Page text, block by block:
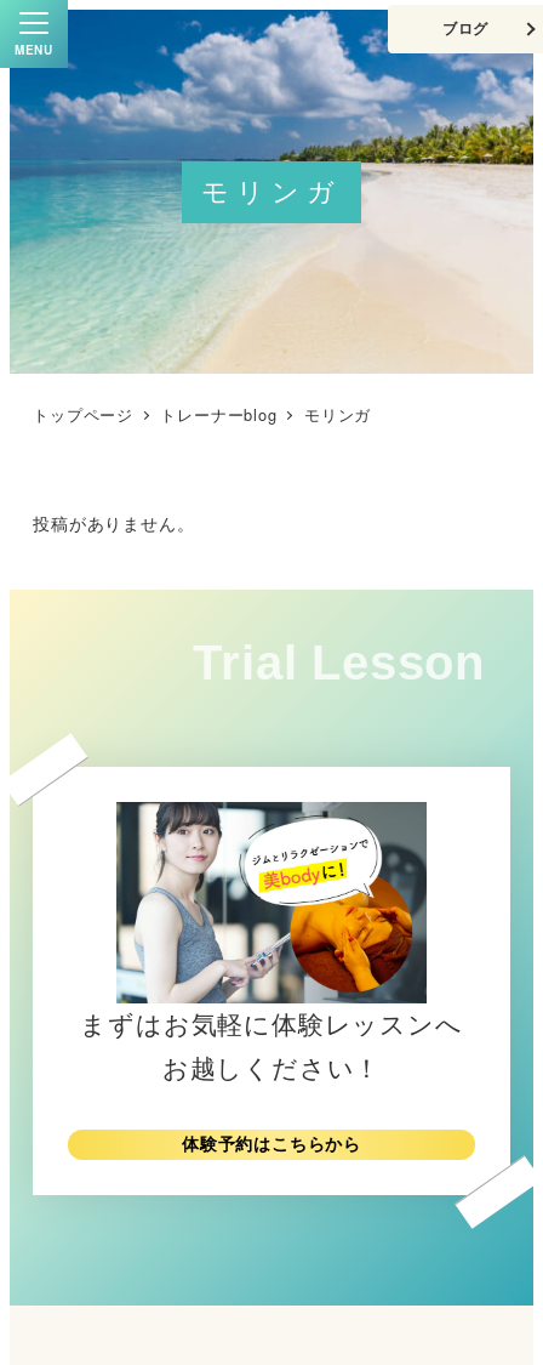
MENU
ブログ
モリンガ
トップページ トレーナーblog モリンガ
投稿がありません。
Trial Lesson
まずはお気軽に体験レッスンへ
お越しください！
体験予約はこちらから